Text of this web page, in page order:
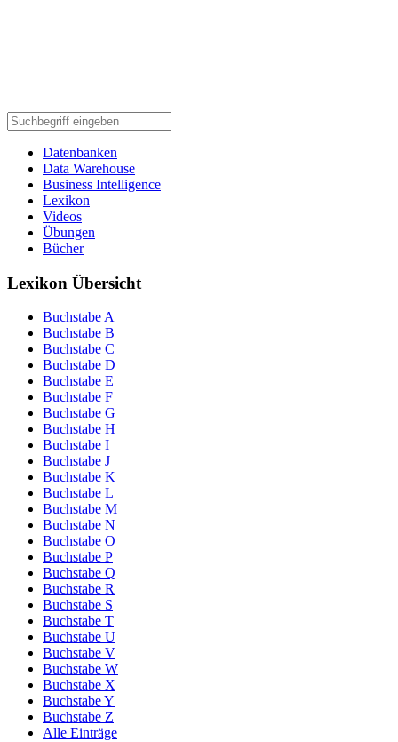
Datenbanken
Data Warehouse
Business Intelligence
Lexikon
Videos
Übungen
Bücher
Lexikon Übersicht
Buchstabe A
Buchstabe B
Buchstabe C
Buchstabe D
Buchstabe E
Buchstabe F
Buchstabe G
Buchstabe H
Buchstabe I
Buchstabe J
Buchstabe K
Buchstabe L
Buchstabe M
Buchstabe N
Buchstabe O
Buchstabe P
Buchstabe Q
Buchstabe R
Buchstabe S
Buchstabe T
Buchstabe U
Buchstabe V
Buchstabe W
Buchstabe X
Buchstabe Y
Buchstabe Z
Alle Einträge